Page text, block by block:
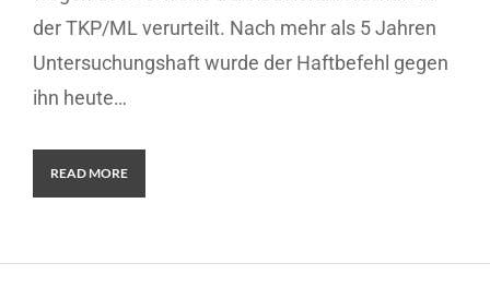
der TKP/ML verurteilt. Nach mehr als 5 Jahren
Untersuchungshaft wurde der Haftbefehl gegen
ihn heute…
READ MORE